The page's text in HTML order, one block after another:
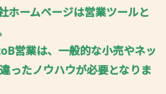
ホームページは営業ツールと
営業は、一般的な小売やネッ
ったノウハウが必要となりま